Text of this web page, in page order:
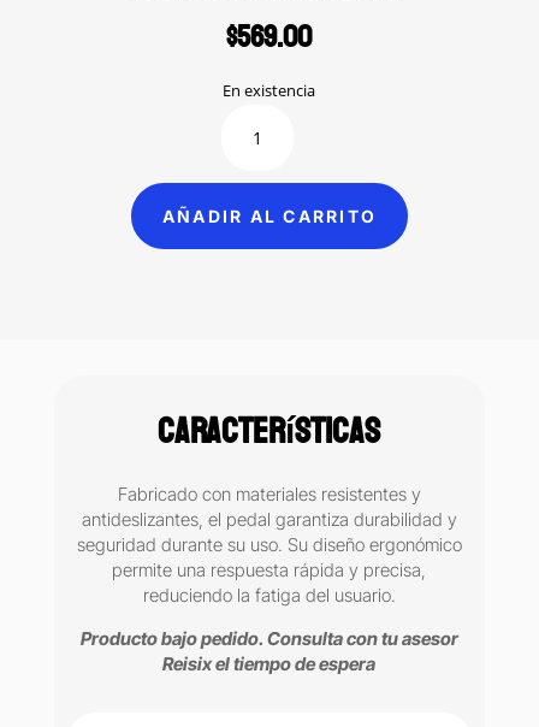
$569.00
En existencia
para
AÑADIR AL CARRITO
Características
Fabricado con materiales resistentes y
antideslizantes, el pedal garantiza durabilidad y
seguridad durante su uso. Su diseño ergonómico
permite una respuesta rápida y precisa,
reduciendo la fatiga del usuario.
Producto bajo pedido. Consulta con tu asesor
Reisix el tiempo de espera